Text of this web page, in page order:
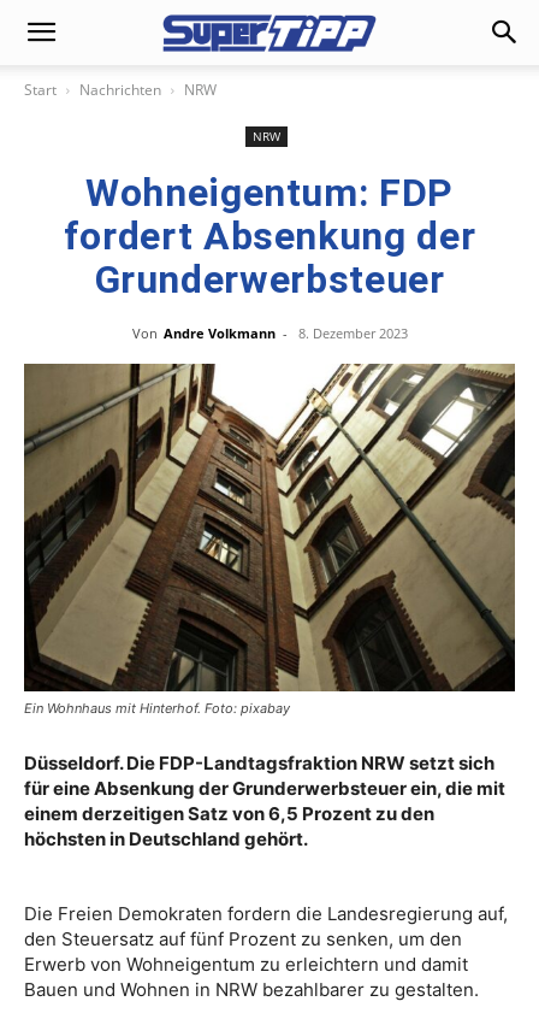
Start Nachrichten NRW
NRW
Wohneigentum: FDP
fordert Absenkung der
Grunderwerbsteuer
Von Andre Volkmann - 8. Dezember 2023
Ein Wohnhaus mit Hinterhof. Foto: pixabay
Düsseldorf. Die FDP-Landtagsfraktion NRW setzt sich
für eine Absenkung der Grunderwerbsteuer ein, die mit
einem derzeitigen Satz von 6,5 Prozent zu den
höchsten in Deutschland gehört.
Die Freien Demokraten fordern die Landesregierung auf,
den Steuersatz auf fünf Prozent zu senken, um den
Erwerb von Wohneigentum zu erleichtern und damit
Bauen und Wohnen in NRW bezahlbarer zu gestalten.